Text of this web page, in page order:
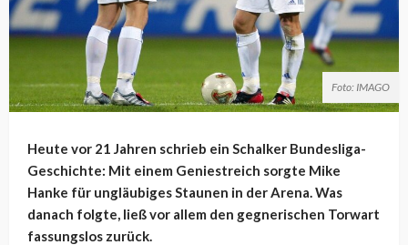
Foto: IMAGO
Heute vor 21 Jahren schrieb ein Schalker Bundesliga-
Geschichte: Mit einem Geniestreich sorgte Mike
Hanke für ungläubiges Staunen in der Arena. Was
danach folgte, ließ vor allem den gegnerischen Torwart
fassungslos zurück.